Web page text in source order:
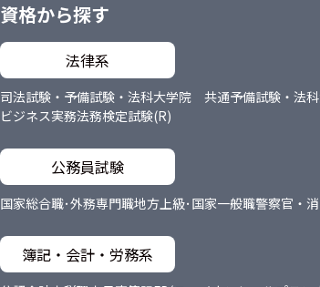
資格から探す
法律系
司法試験・予備試験・法科大学院 共通予備試験・法
ビジネス実務法務検定試験(R)
公務員試験
国家総合職･外務専門職地方上級･国家一般職警察官・
簿記・会計・労務系